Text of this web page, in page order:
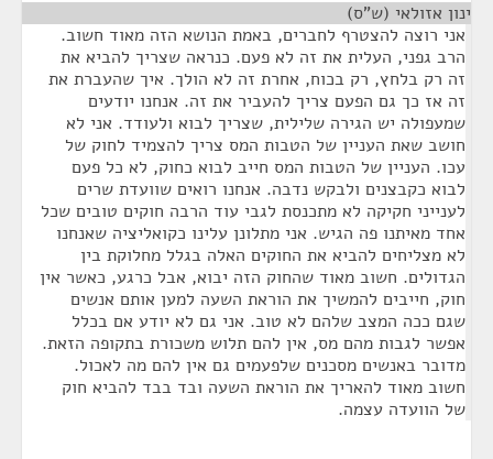
ינון אזולאי (ש"ס)
אני רוצה להצטרף לחברים, באמת הנושא הזה מאוד חשוב.
הרב גפני, העלית את זה לא פעם. כנראה שצריך להביא את
זה רק בלחץ, רק בכוח, אחרת זה לא הולך. איך שהעברת את
זה אז כך גם הפעם צריך להעביר את זה. אנחנו יודעים
שמעפולה יש הגירה שלילית, שצריך לבוא ולעודד. אני לא
חושב שאת העניין של הטבות המס צריך להצמיד לחוק של
עכו. העניין של הטבות המס חייב לבוא כחוק, לא כל פעם
לבוא כקבצנים ולבקש נדבה. אנחנו רואים שוועדת שרים
לענייני חקיקה לא מתכנסת לגבי עוד הרבה חוקים טובים שכל
אחד מאיתנו פה הגיש. אני מתלונן עלינו כקואליציה שאנחנו
לא מצליחים להביא את החוקים האלה בגלל מחלוקת בין
הגדולים. חשוב מאוד שהחוק הזה יבוא, אבל כרגע, כאשר אין
חוק, חייבים להמשיך את הוראת השעה למען אותם אנשים
שגם ככה המצב שלהם לא טוב. אני גם לא יודע אם בכלל
אפשר לגבות מהם מס, אין להם תלוש משכורת בתקופה הזאת.
מדובר באנשים מסכנים שלפעמים גם אין להם מה לאכול.
חשוב מאוד להאריך את הוראת השעה ובד בבד להביא חוק
של הוועדה עצמה.